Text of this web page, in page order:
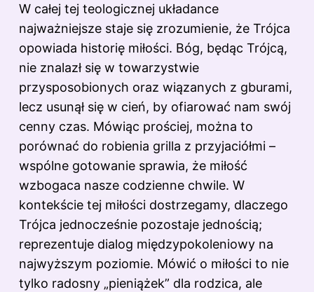
W całej tej teologicznej układance
najważniejsze staje się zrozumienie, że Trójca
opowiada historię miłości. Bóg, będąc Trójcą,
nie znalazł się w towarzystwie
przysposobionych oraz wiązanych z gburami,
lecz usunął się w cień, by ofiarować nam swój
cenny czas. Mówiąc prościej, można to
porównać do robienia grilla z przyjaciółmi –
wspólne gotowanie sprawia, że miłość
wzbogaca nasze codzienne chwile. W
kontekście tej miłości dostrzegamy, dlaczego
Trójca jednocześnie pozostaje jednością;
reprezentuje dialog międzypokoleniowy na
najwyższym poziomie. Mówić o miłości to nie
tylko radosny „pieniążek” dla rodzica, ale